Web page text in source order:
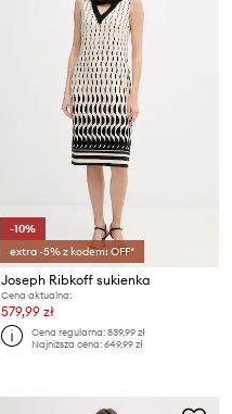
-10%
extra -5% z kodem: OFF*
Joseph Ribkoff sukienka
Cena aktualna:
579,99 zł
Cena regularna:839,99 zł
Najniższa cena:649,99 zł